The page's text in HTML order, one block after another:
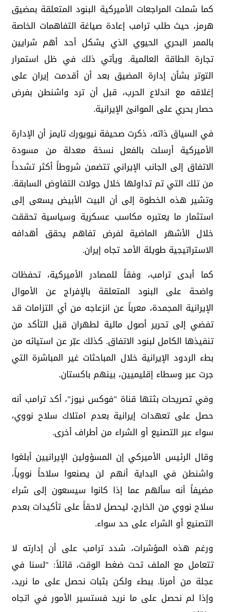
كما شملت المراجعات الأميركية البنود المتعلقة بمضيق
هرمز، حيث طلب ترامب إعادة صياغة التفاهمات الخاصة
بالممر البحري الحيوي الذي يشكل أحد أهم شرايين
تجارة الطاقة العالمية. ويأتي ذلك في ظل استمرار
التوتر بشأن إدارة المضيق بعد أن أقدمت إيران على
إغلاقه مع اندلاع الحرب، قبل أن ترد واشنطن بفرض
حصار بحري على الموانئ الإيرانية.
في السياق ذاته، ذكرت صحيفة نيويورك تايمز أن الإدارة
الأميركية أرسلت بالفعل نسخة معدلة من مسودة
الاتفاق إلى الجانب الإيراني تتضمن شروطاً أكثر تشدداً
من تلك التي تم تداولها خلال جولات التفاوض السابقة.
وتشير هذه الخطوة إلى أن البيت الأبيض يسعى إلى
استثمار ما يعتبره مكاسب عسكرية وسياسية تحققت
خلال الأشهر الماضية لفرض تفاهم يحقق أهدافه
الاستراتيجية طويلة الأمد تجاه إيران.
كما أبدى ترامب، وفقاً للمصادر الأميركية، تحفظات
واضحة على البنود المتعلقة بالإفراج عن الأموال
الإيرانية المجمدة، معرباً عن انزعاجه من أي التزامات قد
تفضي إلى تحرير أصول مالية لطهران قبل التأكد من
تنفيذها الكامل لبنود الاتفاق. كذلك عبّر عن استيائه من
بطء الردود الإيرانية خلال المباحثات غير المباشرة التي
جرت عبر وسطاء إقليميين، بينهم باكستان.
وفي تصريحات بثتها قناة "فوكس نيوز"، أكد ترامب أنه
حصل على تعهدات إيرانية بعدم امتلاك سلاح نووي،
سواء عبر التصنيع أو الشراء من أطراف أخرى.
وقال الرئيس الأميركي إن المسؤولين الإيرانيين أبلغوا
واشنطن في البداية أنهم لن يصنعوا سلاحاً نووياً،
مضيفاً أنه سألهم عما إذا كانوا سيسعون إلى شراء
سلاح نووي من الخارج، ليحصل لاحقاً على تأكيدات بعدم
التصنيع أو الشراء على حد سواء.
ورغم هذه المؤشرات، شدد ترامب على أن إدارته لا
تتعامل مع الملف تحت ضغط الوقت، قائلاً: "لسنا في
عجلة من أمرنا. ببطء ولكن بثبات نحصل على ما نريد،
وإذا لم نحصل على ما نريد فستسير الأمور في اتجاه